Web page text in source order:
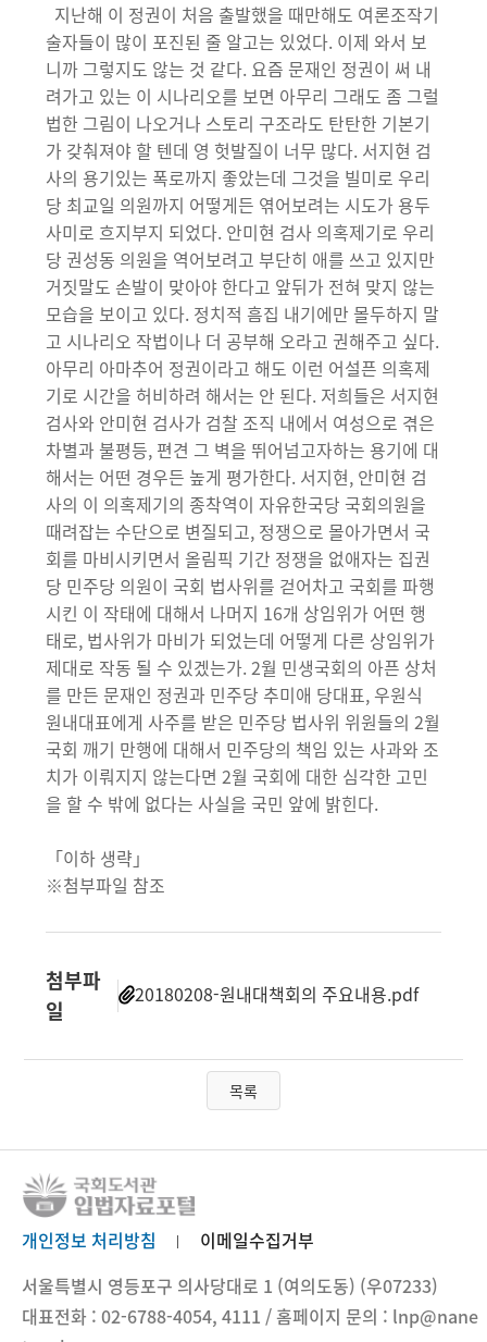
지난해 이 정권이 처음 출발했을 때만해도 여론조작기
술자들이 많이 포진된 줄 알고는 있었다. 이제 와서 보
니까 그렇지도 않는 것 같다. 요즘 문재인 정권이 써 내
려가고 있는 이 시나리오를 보면 아무리 그래도 좀 그럴
법한 그림이 나오거나 스토리 구조라도 탄탄한 기본기
가 갖춰져야 할 텐데 영 헛발질이 너무 많다. 서지현 검
사의 용기있는 폭로까지 좋았는데 그것을 빌미로 우리
당 최교일 의원까지 어떻게든 엮어보려는 시도가 용두
사미로 흐지부지 되었다. 안미현 검사 의혹제기로 우리
당 권성동 의원을 역어보려고 부단히 애를 쓰고 있지만
거짓말도 손발이 맞아야 한다고 앞뒤가 전혀 맞지 않는
모습을 보이고 있다. 정치적 흠집 내기에만 몰두하지 말
고 시나리오 작법이나 더 공부해 오라고 권해주고 싶다.
아무리 아마추어 정권이라고 해도 이런 어설픈 의혹제
기로 시간을 허비하려 해서는 안 된다. 저희들은 서지현
검사와 안미현 검사가 검찰 조직 내에서 여성으로 겪은
차별과 불평등, 편견 그 벽을 뛰어넘고자하는 용기에 대
해서는 어떤 경우든 높게 평가한다. 서지현, 안미현 검
사의 이 의혹제기의 종착역이 자유한국당 국회의원을
때려잡는 수단으로 변질되고, 정쟁으로 몰아가면서 국
회를 마비시키면서 올림픽 기간 정쟁을 없애자는 집권
당 민주당 의원이 국회 법사위를 걷어차고 국회를 파행
시킨 이 작태에 대해서 나머지 16개 상임위가 어떤 행
태로, 법사위가 마비가 되었는데 어떻게 다른 상임위가
제대로 작동 될 수 있겠는가. 2월 민생국회의 아픈 상처
를 만든 문재인 정권과 민주당 추미애 당대표, 우원식
원내대표에게 사주를 받은 민주당 법사위 위원들의 2월
국회 깨기 만행에 대해서 민주당의 책임 있는 사과와 조
치가 이뤄지지 않는다면 2월 국회에 대한 심각한 고민
을 할 수 밖에 없다는 사실을 국민 앞에 밝힌다.
「이하 생략」
※첨부파일 참조
첨부파
일
20180208-원내대책회의 주요내용.pdf
목록
개인정보 처리방침
이메일수집거부
서울특별시 영등포구 의사당대로 1 (여의도동) (우07233)
대표전화 : 02-6788-4054, 4111 / 홈페이지 문의 : lnp@nane